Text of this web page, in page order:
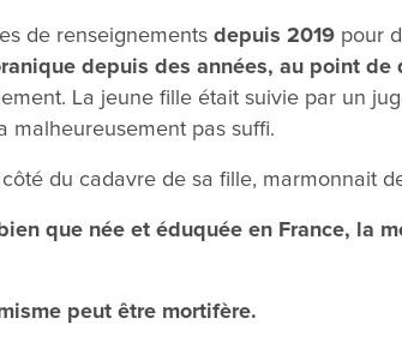
de renseignements depuis 2019 pour
depuis des années, au point
La jeune fille était suivie par un
malheureusement pas suffi.
du cadavre de sa fille, marmonnait
bien que née et éduquée en France, la
peut être mortifère.